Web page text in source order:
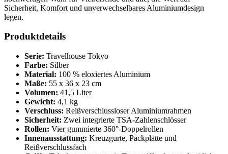
Sicherheit, Komfort und unverwechselbares Aluminiumdesign
legen.
Produktdetails
Serie: Travelhouse Tokyo
Farbe: Silber
Material: 100 % eloxiertes Aluminium
Maße: 55 x 36 x 23 cm
Volumen: 41,5 Liter
Gewicht: 4,1 kg
Verschluss: Reißverschlussloser Aluminiumrahmen
Sicherheit: Zwei integrierte TSA-Zahlenschlösser
Rollen: Vier gummierte 360°-Doppelrollen
Innenausstattung: Kreuzgurte, Packplatte und
Reißverschlussfach